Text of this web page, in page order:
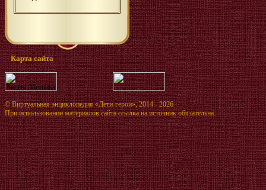
Карта сайта
©Виртуальная энциклопедия «Дети-герои», 2014 - 2026
При использовании материалов сайта ссылка на источник обязательна.